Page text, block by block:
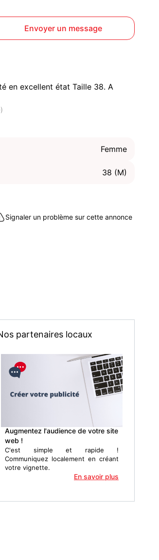
Envoyer un message
en excellent état Taille 38. A
Femme
38 (M)
Signaler un problème sur cette annonce
partenaires locaux
Augmentez l'audience de votre site
web !
C'est simple et rapide !
Communiquez localement en créant
votre vignette.
En savoir plus